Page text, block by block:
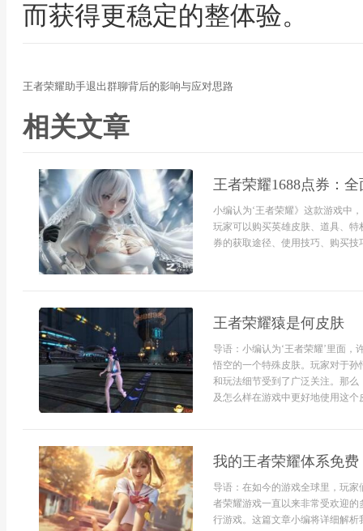
而获得更稳定的整体验。
王者荣耀助手退出群聊背后的影响与应对思路
相关文章
王者荣耀1688点券：
小编认为‘王者荣耀》这款游戏中
玩家可以购买英雄皮肤、道具、
券的获取途径、使用技巧、购买
王者荣耀猿是何皮肤
导语：小编认为‘王者荣耀’里面
悟空的一个特殊皮肤。玩家对于
和玩法细节受到了广泛关注。那
及怎么样在游戏中更好地使用这
我的王者荣耀体系免费
导语：在如今的游戏全球里，玩
者荣耀游戏一直以来非常受欢迎
行游戏。这篇文章小编将详细解